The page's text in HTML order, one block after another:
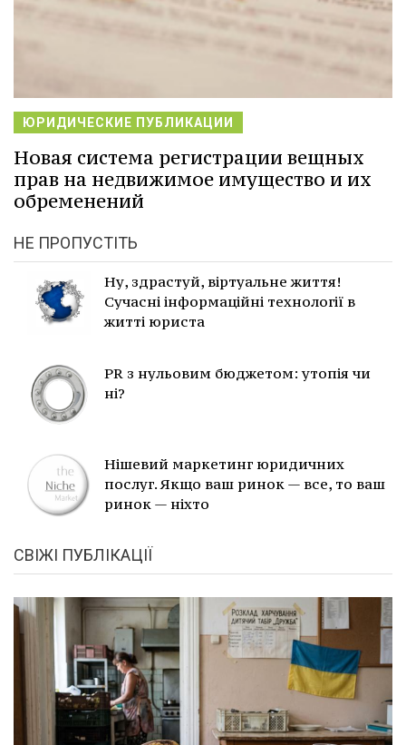
ЮРИДИЧЕСКИЕ ПУБЛИКАЦИИ
Новая система регистрации вещных
прав на недвижимое имущество и их
обременений
НЕ ПРОПУСТІТЬ
Ну, здрастуй, віртуальне життя!
Сучасні інформаційні технології в
житті юриста
PR з нульовим бюджетом: утопія чи
ні?
Нішевий маркетинг юридичних
послуг. Якщо ваш ринок — все, то ваш
ринок — ніхто
СВІЖІ ПУБЛІКАЦІЇ